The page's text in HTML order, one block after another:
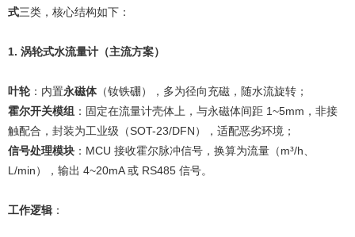
式三类，核心结构如下：
1. 涡轮式水流量计（主流方案）
叶轮：内置永磁体（钕铁硼），多为径向充磁，随水流旋转；
霍尔开关模组 ：固定在流量计壳体上，与永磁体间距 1~5mm，非接
触配合，封装为工业级（SOT-23/DFN），适配恶劣环境；
信号处理模块 ：MCU 接收霍尔脉冲信号，换算为流量（m³/h、
L/min），输出 4~20mA 或 RS485 信号。
工作逻辑 ：